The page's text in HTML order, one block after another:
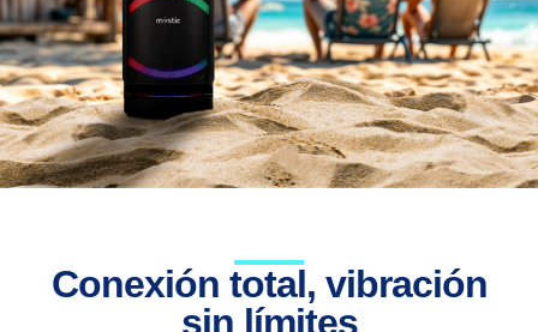
Conexión total, vibración
sin límites